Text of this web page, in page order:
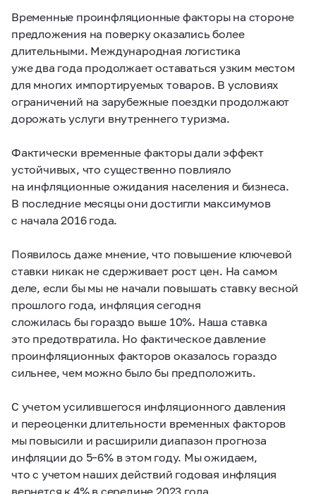
Временные проинфляционные факторы на стороне
предложения на поверку оказались более
длительными. Международная логистика
уже два года продолжает оставаться узким местом
для многих импортируемых товаров. В условиях
ограничений на зарубежные поездки продолжают
дорожать услуги внутреннего туризма.
Фактически временные факторы дали эффект
устойчивых, что существенно повлияло
на инфляционные ожидания населения и бизнеса.
В последние месяцы они достигли максимумов
с начала 2016 года.
Появилось даже мнение, что повышение ключевой
ставки никак не сдерживает рост цен. На самом
деле, если бы мы не начали повышать ставку весной
прошлого года, инфляция сегодня
сложилась бы гораздо выше 10%. Наша ставка
это предотвратила. Но фактическое давление
проинфляционных факторов оказалось гораздо
сильнее, чем можно было бы предположить.
С учетом усилившегося инфляционного давления
и переоценки длительности временных факторов
мы повысили и расширили диапазон прогноза
инфляции до 5–6%в этом году. Мы ожидаем,
что с учетом наших действий годовая инфляция
вернется к 4% в середине 2023 года.